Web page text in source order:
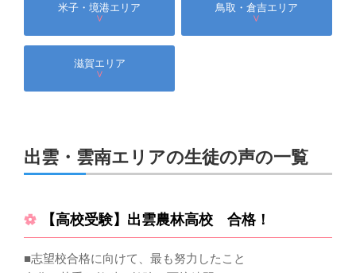
米子・境港エリア
∨
鳥取・倉吉エリア
∨
滋賀エリア
∨
出雲・雲南エリアの生徒の声の一覧
【高校受験】出雲農林高校 合格！
■志望校合格に向けて、最も努力したこと